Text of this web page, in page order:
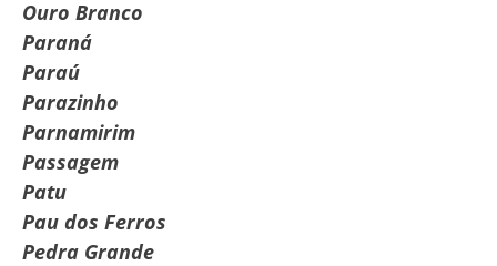
Ouro Branco
Paraná
Paraú
Parazinho
Parnamirim
Passagem
Patu
Pau dos Ferros
Pedra Grande